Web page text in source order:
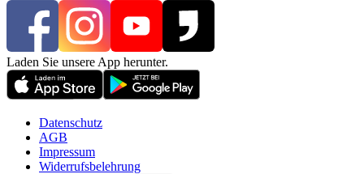
Laden Sie unsere App herunter.
Datenschutz
AGB
Impressum
Widerrufsbelehrung